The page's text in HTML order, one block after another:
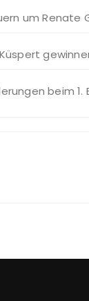
um Renate
beim 1.